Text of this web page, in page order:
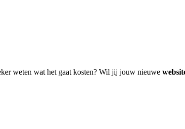
weten wat het gaat kosten? Wil jij jouw nieuwe